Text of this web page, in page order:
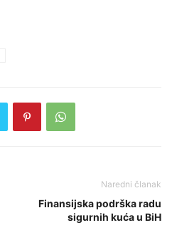
Naredni članak
Finansijska podrška radu
sigurnih kuća u BiH